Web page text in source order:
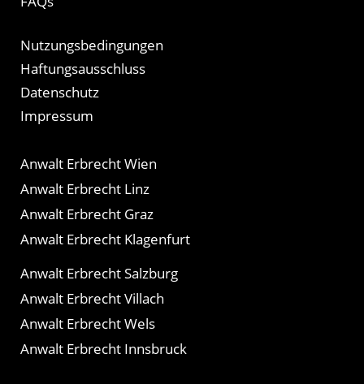
Nutzungsbedingungen
Haftungsausschluss
Datenschutz
Impressum
Anwalt Erbrecht Wien
Anwalt Erbrecht Linz
Anwalt Erbrecht Graz
Anwalt Erbrecht Klagenfurt
Anwalt Erbrecht Salzburg
Anwalt Erbrecht Villach
Anwalt Erbrecht Wels
Anwalt Erbrecht Innsbruck